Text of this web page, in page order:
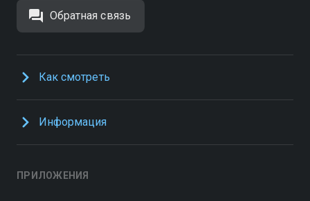
Обратная связь
Как смотреть
Информация
ПРИЛОЖЕНИЯ